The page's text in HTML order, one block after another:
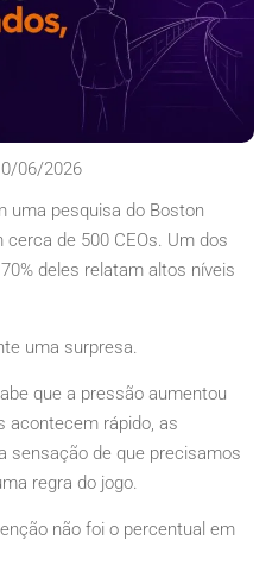
06/2026
uma pesquisa do Boston
cerca de 500 CEOs. Um dos
deles relatam altos níveis
uma surpresa.
que a pressão aumentou
acontecem rápido, as
sensação de que precisamos
regra do jogo.
não foi o percentual em